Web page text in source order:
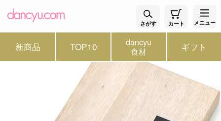
さがす カート メニュー
新商品 TOP10 dancyu
食材 ギフト